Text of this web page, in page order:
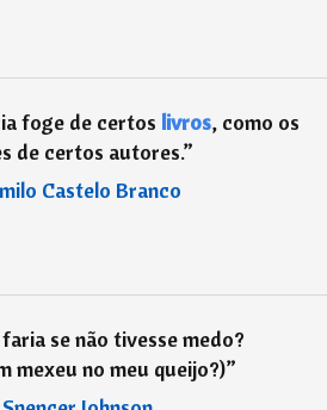
foge de certos livros, como os
de certos autores.”
Castelo Branco
se não tivesse medo?
mexeu no meu queijo?)”